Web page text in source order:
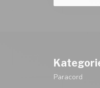
Paracord